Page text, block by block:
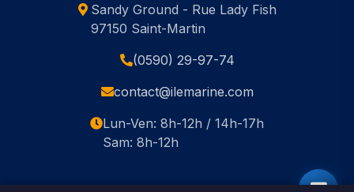
Sandy Ground - Rue Lady Fish
97150 Saint-Martin
(0590) 29-97-74
contact@ilemarine.com
Lun-Ven: 8h-12h / 14h-17h
Sam: 8h-12h